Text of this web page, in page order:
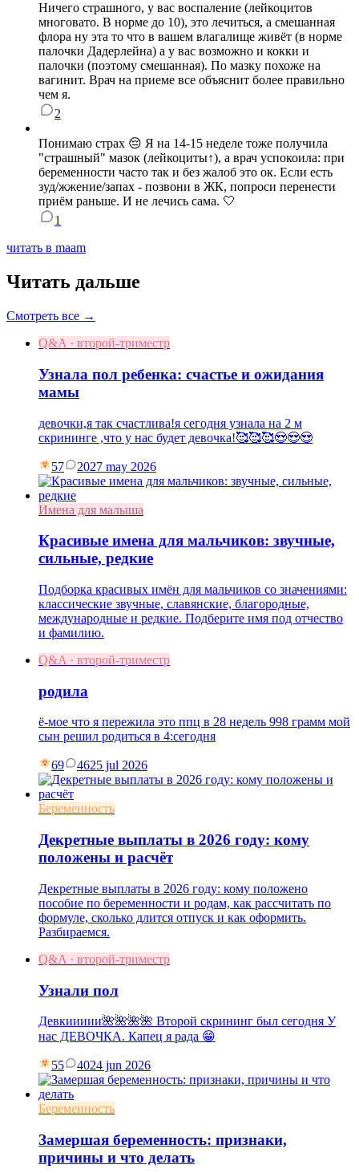
Ничего страшного, у вас воспаление (лейкоцитов
многовато. В норме до 10), это лечиться, а смешанная
флора ну эта то что в вашем влагалище живёт (в норме
палочки Дадерлейна) а у вас возможно и кокки и
палочки (поэтому смешанная). По мазку похоже на
вагинит. Врач на приеме все объяснит более правильно
чем я.
2
Понимаю страх 😔 Я на 14-15 неделе тоже получила
"страшный" мазок (лейкоциты↑), а врач успокоила: при
беременности часто так и без жалоб это ок. Если есть
зуд/жжение/запах - позвони в ЖК, попроси перенести
приём раньше. И не лечись сама. 🤍
1
читать в maam
Читать дальше
Смотреть все →
Q&A · второй-триместр
Узнала пол ребенка: счастье и ожидания
мамы
девочки,я так счастлива!я сегодня узнала на 2 м
скрининге ,что у нас будет девочка!🥰🥰🥰😍😍😍
57 2027 may 2026
Имена для малыша
Красивые имена для мальчиков: звучные,
сильные, редкие
Подборка красивых имён для мальчиков со значениями:
классические звучные, славянские, благородные,
международные и редкие. Подберите имя под отчество
и фамилию.
Q&A · второй-триместр
родила
ё-мое что я пережила это ппц в 28 недель 998 грамм мой
сын решил родиться в 4:сегодня
69 4625 jul 2026
Беременность
Декретные выплаты в 2026 году: кому
положены и расчёт
Декретные выплаты в 2026 году: кому положено
пособие по беременности и родам, как рассчитать по
формуле, сколько длится отпуск и как оформить.
Разбираемся.
Q&A · второй-триместр
Узнали пол
Девкиииии🌺🌺🌺🌺 Второй скрининг был сегодня У
нас ДЕВОЧКА. Капец я рада 😁
55 4024 jun 2026
Беременность
Замершая беременность: признаки,
причины и что делать